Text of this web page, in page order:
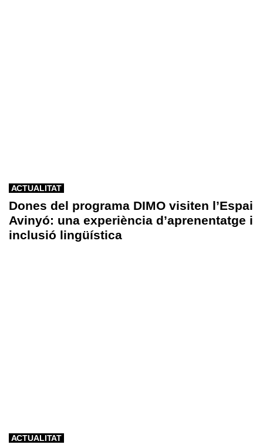
ACTUALITAT
Dones del programa DIMO visiten l’Espai
Avinyó: una experiència d’aprenentatge i
inclusió lingüística
ACTUALITAT